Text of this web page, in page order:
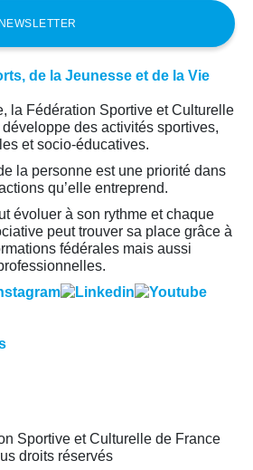
la Fédération Sportive et Culturelle
des activités sportives,
et socio-éducatives.
la personne est une priorité dans
qu’elle entreprend.
évoluer à son rythme et chaque
peut trouver sa place grâce à
fédérales mais aussi
Sportive et Culturelle de France
droits réservés